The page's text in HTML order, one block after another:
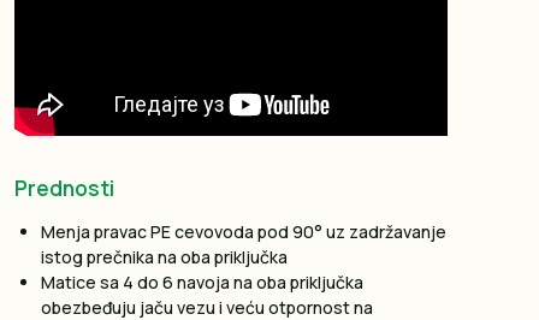
Prednosti
Menja pravac PE cevovoda pod 90° uz zadržavanje
istog prečnika na oba priključka
Matice sa 4 do 6 navoja na oba priključka
obezbeđuju jaču vezu i veću otpornost na